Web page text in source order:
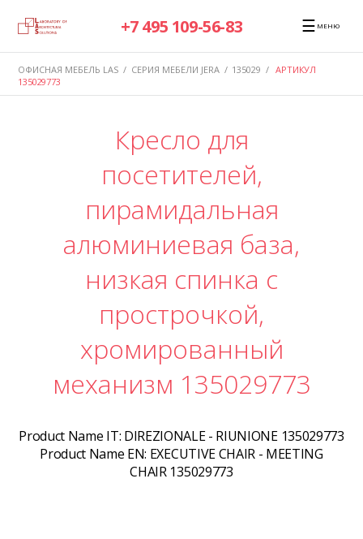
+7 495 109-56-83 ☰ МЕНЮ
ОФИСНАЯ МЕБЕЛЬ LAS / СЕРИЯ МЕБЕЛИ JERA / 135029 / АРТИКУЛ
135029773
Кресло для
посетителей,
пирамидальная
алюминиевая база,
низкая спинка с
прострочкой,
хромированный
механизм 135029773
Product Name IT: DIREZIONALE - RIUNIONE 135029773
Product Name EN: EXECUTIVE CHAIR - MEETING
CHAIR 135029773